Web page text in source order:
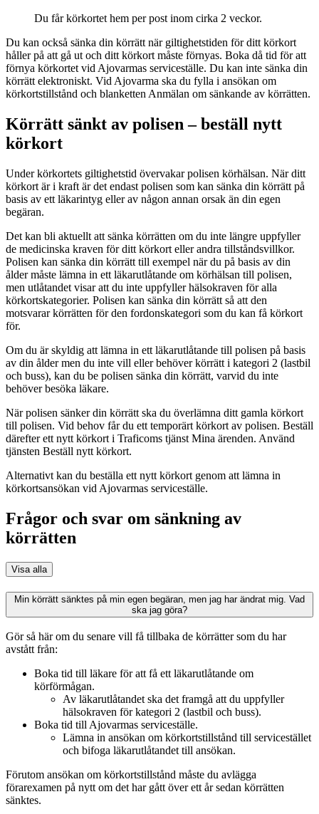
Du får körkortet hem per post inom cirka 2 veckor.
Du kan också sänka din körrätt när giltighetstiden för ditt körkort
håller på att gå ut och ditt körkort måste förnyas. Boka då tid för att
förnya körkortet vid Ajovarmas serviceställe. Du kan inte sänka din
körrätt elektroniskt. Vid Ajovarma ska du fylla i ansökan om
körkortstillstånd och blanketten Anmälan om sänkande av körrätten.
Körrätt sänkt av polisen – beställ nytt
körkort
Under körkortets giltighetstid övervakar polisen körhälsan. När ditt
körkort är i kraft är det endast polisen som kan sänka din körrätt på
basis av ett läkarintyg eller av någon annan orsak än din egen
begäran.
Det kan bli aktuellt att sänka körrätten om du inte längre uppfyller
de medicinska kraven för ditt körkort eller andra tillståndsvillkor.
Polisen kan sänka din körrätt till exempel när du på basis av din
ålder måste lämna in ett läkarutlåtande om körhälsan till polisen,
men utlåtandet visar att du inte uppfyller hälsokraven för alla
körkortskategorier. Polisen kan sänka din körrätt så att den
motsvarar körrätten för den fordonskategori som du kan få körkort
för.
Om du är skyldig att lämna in ett läkarutlåtande till polisen på basis
av din ålder men du inte vill eller behöver körrätt i kategori 2 (lastbil
och buss), kan du be polisen sänka din körrätt, varvid du inte
behöver besöka läkare.
När polisen sänker din körrätt ska du överlämna ditt gamla körkort
till polisen. Vid behov får du ett temporärt körkort av polisen. Beställ
därefter ett nytt körkort i Traficoms tjänst Mina ärenden. Använd
tjänsten Beställ nytt körkort.
Alternativt kan du beställa ett nytt körkort genom att lämna in
körkortsansökan vid Ajovarmas serviceställe.
Frågor och svar om sänkning av
körrätten
Visa alla
Min körrätt sänktes på min egen begäran, men jag har ändrat mig. Vad
ska jag göra?
Gör så här om du senare vill få tillbaka de körrätter som du har
avstått från:
Boka tid till läkare för att få ett läkarutlåtande om
körförmågan.
Av läkarutlåtandet ska det framgå att du uppfyller
hälsokraven för kategori 2 (lastbil och buss).
Boka tid till Ajovarmas serviceställe.
Lämna in ansökan om körkortstillstånd till servicestället
och bifoga läkarutlåtandet till ansökan.
Förutom ansökan om körkortstillstånd måste du avlägga
förarexamen på nytt om det har gått över ett år sedan körrätten
sänktes.